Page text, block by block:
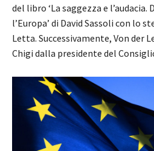
del libro ‘La saggezza e
l’Europa’ di David Sassoli con lo
Letta. Successivamente, Von der
Chigi dalla presidente del